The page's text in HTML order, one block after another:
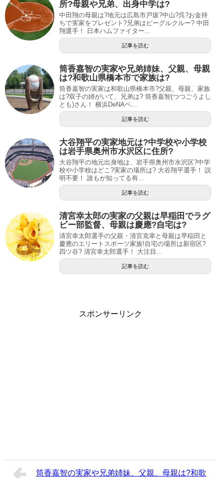
所?母親や兄弟、出身中学は?
中田翔の母親は?地元は広島市戸坂?中山?呉?お金持
ちで実家をプレゼント?兄弟はビーグルクルー? 中田
翔選手！ 日本ハムファイター...
記事を読む
筒香嘉智の実家や兄弟姉妹、父親、母親
は?和歌山県橋本市で家族は?
筒香嘉智の実家は和歌山県橋本市?父親、母親、家族
は?双子の姉がいて、兄弟は? 筒香嘉智(つつごうよし
とも)さん！ 横浜DeNAベ...
記事を読む
大谷翔平の実家地元は?中学校や小学校
は岩手県奥州市水沢区に住所?
大谷翔平の地元出身地は、岩手県奥州市水沢区?中学
校や小学校はどこ?実家の場所は? 大谷翔平選手！ 説
明不要！ 誰もが知ってる有...
記事を読む
清宮幸太郎の実家の父親は早稲田でラグ
ビー部監督、母親は慶應?自宅は?
清宮幸太郎選手の父親・清宮克幸と母親は早稲田と
慶應のエリートスポーツ家族!自宅の場所は新宿区?
四ツ谷? 清宮幸太郎選手！ 大注目...
記事を読む
スポンサーリンク
筒香嘉智の実家や兄弟姉妹、父親、母親は?和歌